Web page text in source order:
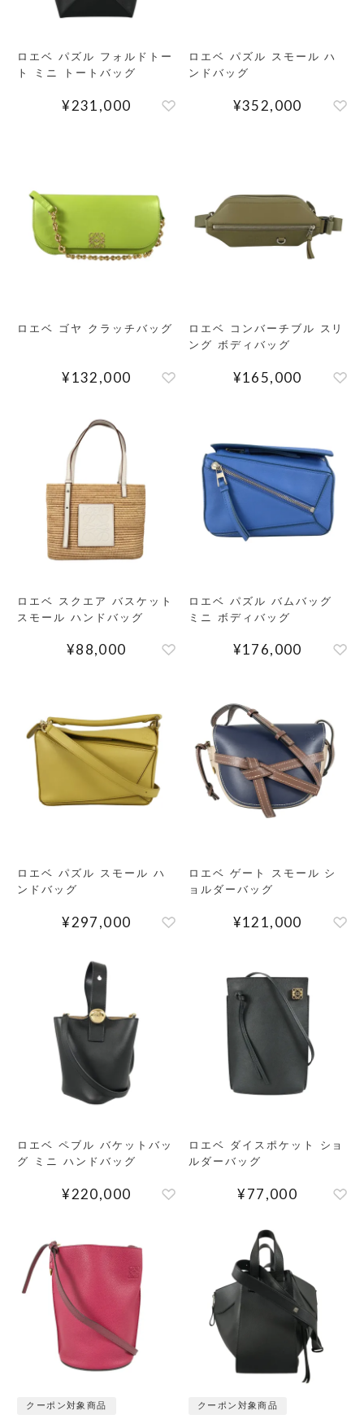
検索する リセット
ロエベ パズル フォルドトー
ト ミニ トートバッグ
¥231,000
ロエベ パズル スモール ハ
ンドバッグ
¥352,000
ロエベ ゴヤ クラッチバッグ
¥132,000
ロエベ コンバーチブル スリ
ング ボディバッグ
¥165,000
ロエベ スクエア バスケット
スモール ハンドバッグ
¥88,000
ロエベ パズル バムバッグ
ミニ ボディバッグ
¥176,000
ロエベ パズル スモール ハ
ンドバッグ
¥297,000
ロエベ ゲート スモール シ
ョルダーバッグ
¥121,000
ロエベ ペブル バケットバッ
グ ミニ ハンドバッグ
¥220,000
ロエベ ダイスポケット ショ
ルダーバッグ
¥77,000
クーポン対象商品 クーポン対象商品